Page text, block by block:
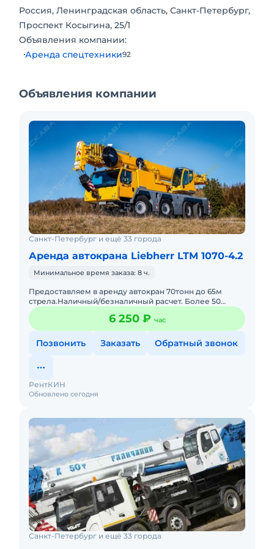
Россия, Ленинградская область, Санкт-Петербург,
Проспект Косыгина, 25/1
Объявления компании:
Аренда спецтехники92
Объявления компании
Санкт-Петербург и ещё 33 города
Аренда автокрана Liebherr LTM 1070-4.2
Минимальное время заказа: 8 ч.
Предоставляем в аренду автокран 70тонн до 65м
стрела.Наличный/безналичный расчет. Более 50
единиц собственной импортной и отечественной
спецтехники.Качественная
6 250 ₽ час
Позвонить Заказать Обратный звонок
Обновлено сегодня
РентКИН
Санкт-Петербург и ещё 33 города